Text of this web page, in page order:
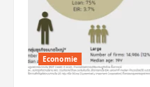
ans
Economie